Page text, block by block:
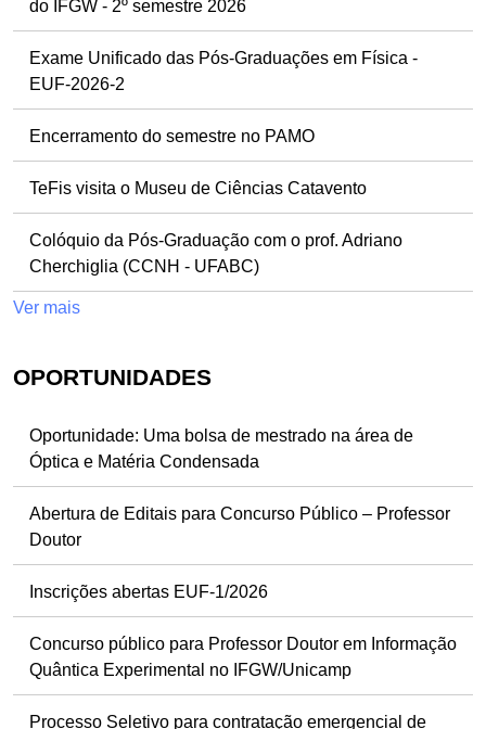
do IFGW - 2º semestre 2026
Exame Unificado das Pós-Graduações em Física -
EUF-2026-2
Encerramento do semestre no PAMO
TeFis visita o Museu de Ciências Catavento
Colóquio da Pós-Graduação com o prof. Adriano
Cherchiglia (CCNH - UFABC)
Ver mais
OPORTUNIDADES
Oportunidade: Uma bolsa de mestrado na área de
Óptica e Matéria Condensada
Abertura de Editais para Concurso Público – Professor
Doutor
Inscrições abertas EUF-1/2026
Concurso público para Professor Doutor em Informação
Quântica Experimental no IFGW/Unicamp
Processo Seletivo para contratação emergencial de